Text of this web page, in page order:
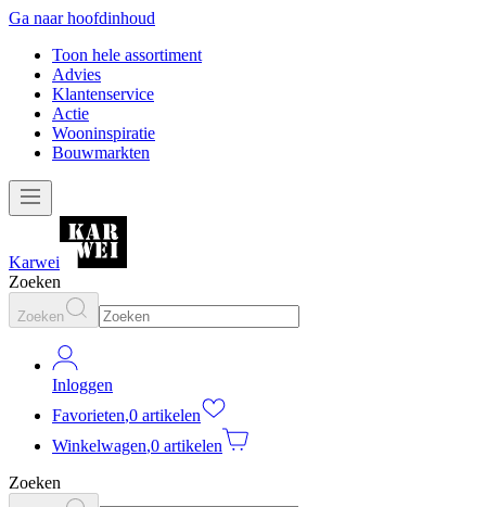
Ga naar hoofdinhoud
Toon hele assortiment
Advies
Klantenservice
Actie
Wooninspiratie
Bouwmarkten
Karwei
Zoeken
Zoeken
Inloggen
Favorieten,0 artikelen
Winkelwagen,0 artikelen
Zoeken